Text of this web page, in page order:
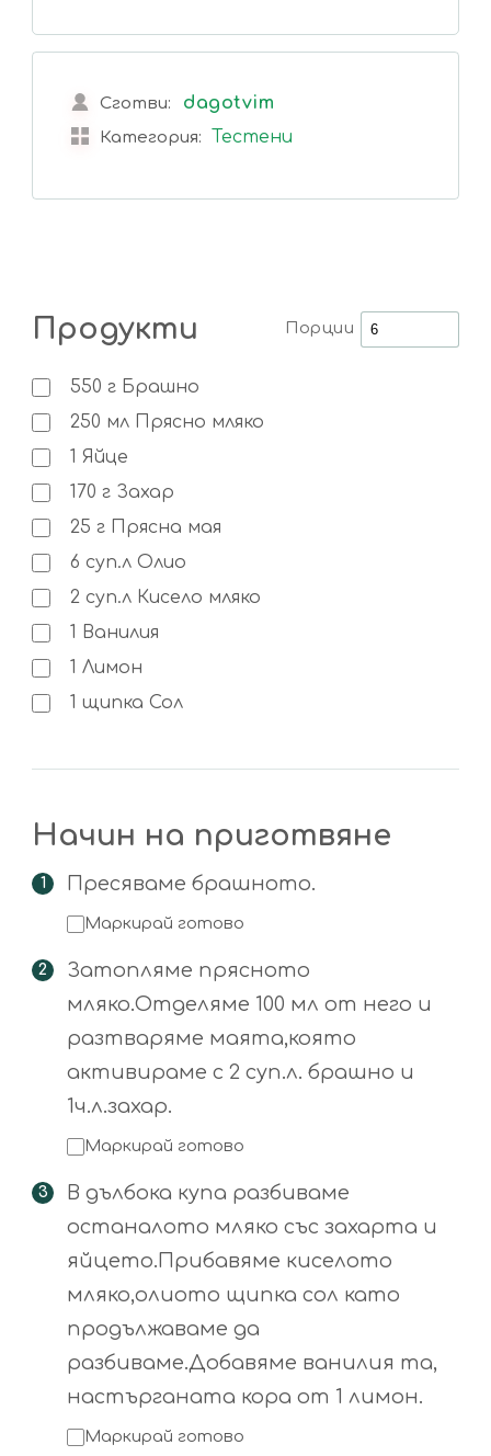
Сготви: dagotvim
Категория: Тестени
Продукти Порции
550 г Брашно
250 мл Прясно мляко
1 Яйце
170 г Захар
25 г Прясна мая
6 суп.л Олио
2 суп.л Кисело мляко
1
Ванилия
1 Лимон
1 щипка Сол
Начин на приготвяне
Пресяваме брашното.
Маркирай готово
Затопляме прясното
мляко.Отделяме 100 мл от него и
разтваряме маята,която
активираме с 2 суп.л. брашно и
1ч.л.захар.
Маркирай готово
В дълбока купа разбиваме
останалото мляко със захарта и
яйцето.Прибавяме киселото
мляко,олиото щипка сол като
продължаваме да
разбиваме.Добавяме ванилия та,
настърганата кора от 1 лимон.
Маркирай готово